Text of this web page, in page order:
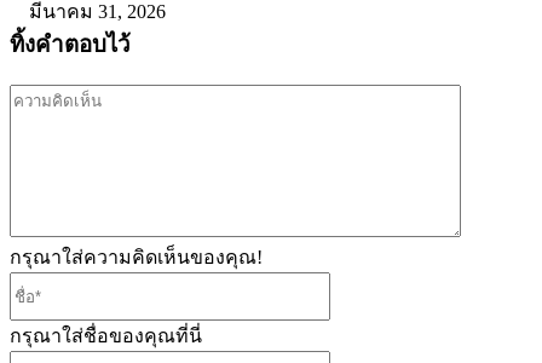
มีนาคม 31, 2026
ทิ้งคำตอบไว้
กรุณาใส่ความคิดเห็นของคุณ!
กรุณาใส่ชื่อของคุณที่นี่